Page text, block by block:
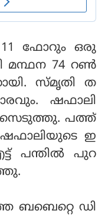
11 ഫോറും ഒരു
മന്ഥന 74 റൺ
സ്മൃതി ത
ഷഫാലി
പത്ത്
ഇ
പന്തിൽ പുറ
ബബെറ്റെ ഡി